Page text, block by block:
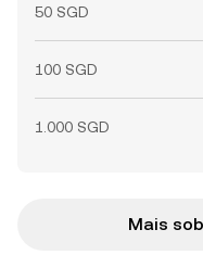
50 SGD
100 SGD
1.000 SGD
Mais